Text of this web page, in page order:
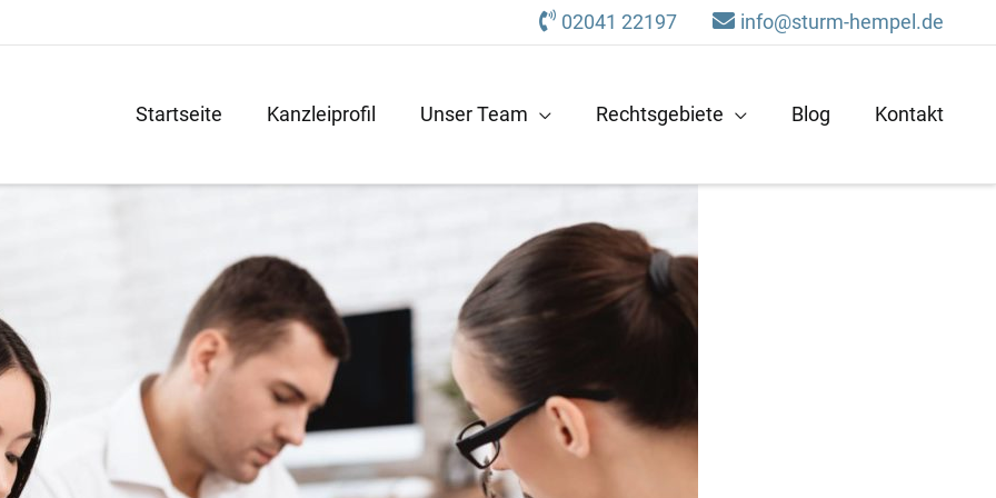
02041 22197 info@sturm-hempel.de
Startseite Kanzleiprofil Unser Team Rechtsgebiete Blog Kontakt